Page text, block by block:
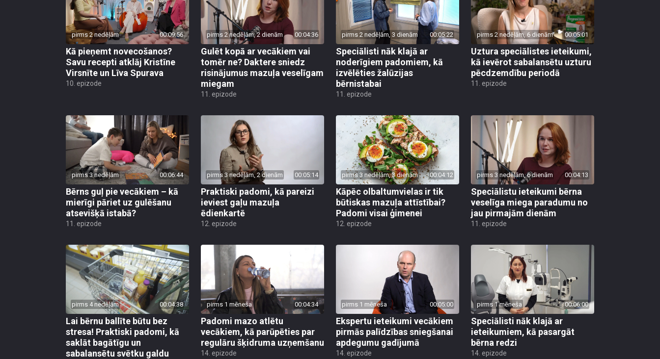
pirms 2 nedēļām 00:09:56
Kā pieņemt novecošanos?
Savu recepti atklāj Kristīne
Virsnīte un Līva Spurava
10. epizode
pirms 2 nedēļām, 2 dienām 00:04:36
Gulēt kopā ar vecākiem vai
tomēr ne? Daktere sniedz
risinājumus mazuļa veselīgam
miegam
11. epizode
pirms 2 nedēļām, 3 dienām 00:05:22
Speciālisti nāk klajā ar
noderīgiem padomiem, kā
izvēlēties žalūzijas
bērnistabai
11. epizode
pirms 2 nedēļām, 6 dienām 00:05:01
Uztura speciālistes ieteikumi,
kā ievērot sabalansētu uzturu
pēcdzemdību periodā
11. epizode
pirms 3 nedēļām 00:06:44
Bērns guļ pie vecākiem – kā
mierīgi pāriet uz gulēšanu
atsevišķā istabā?
11. epizode
pirms 3 nedēļām, 2 dienām 00:05:14
Praktiski padomi, kā pareizi
ieviest gaļu mazuļa
ēdienkartē
12. epizode
pirms 3 nedēļām, 3 dienām 00:04:12
Kāpēc olbaltumvielas ir tik
būtiskas mazuļa attīstībai?
Padomi visai ģimenei
12. epizode
pirms 3 nedēļām, 6 dienām 00:04:13
Speciālistu ieteikumi bērna
veselīga miega paradumu no
jau pirmajām dienām
11. epizode
pirms 4 nedēļām 00:04:38
Lai bērnu ballīte būtu bez
stresa! Praktiski padomi, kā
saklāt bagātīgu un
sabalansētu svētku galdu
pirms 1 mēneša 00:04:34
Padomi mazo atlētu
vecākiem, kā parūpēties par
regulāru šķidruma uzņemšanu
14. epizode
pirms 1 mēneša 00:05:00
Ekspertu ieteikumi vecākiem
pirmās palīdzības sniegšanai
apdegumu gadījumā
14. epizode
pirms 1 mēneša 00:06:00
Speciālisti nāk klajā ar
ieteikumiem, kā pasargāt
bērna redzi
14. epizode